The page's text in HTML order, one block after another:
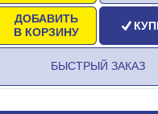
ДОБАВИТЬ
В КОРЗИНУ
БЫСТРЫЙ ЗАКАЗ